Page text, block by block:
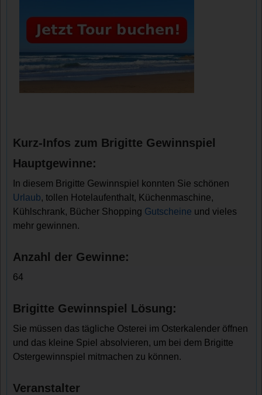
Kurz-Infos zum Brigitte Gewinnspiel
Hauptgewinne:
In diesem Brigitte Gewinnspiel konnten Sie schönen
Urlaub, tollen Hotelaufenthalt, Küchenmaschine,
Kühlschrank, Bücher Shopping Gutscheine und vieles
mehr gewinnen.
Anzahl der Gewinne:
64
Brigitte Gewinnspiel Lösung:
Sie müssen das tägliche Osterei im Osterkalender öffnen
und das kleine Spiel absolvieren, um bei dem Brigitte
Ostergewinnspiel mitmachen zu können.
Veranstalter